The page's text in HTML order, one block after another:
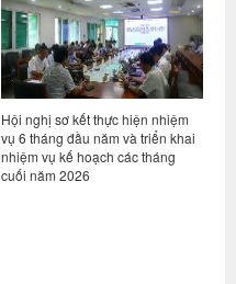
Hội nghị sơ kết thực hiện nhiệm
vụ 6 tháng đầu năm và triển khai
nhiệm vụ kế hoạch các tháng
cuối năm 2026